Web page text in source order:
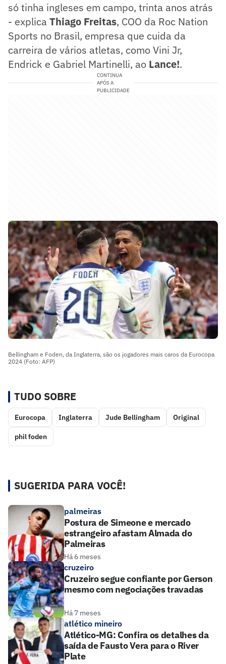
só tinha ingleses em campo, trinta anos atrás
- explica Thiago Freitas, COO da Roc Nation
Sports no Brasil, empresa que cuida da
carreira de vários atletas, como Vini Jr,
Endrick e Gabriel Martinelli, ao Lance!.
CONTINUA
APÓS A
PUBLICIDADE
Bellingham e Foden, da Inglaterra, são os jogadores mais caros da Eurocopa
2024 (Foto: AFP)
TUDO SOBRE
Eurocopa Inglaterra Jude Bellingham Original
phil foden
SUGERIDA PARA VOCÊ!
palmeiras
Postura de Simeone e mercado
estrangeiro afastam Almada do
Palmeiras
Há 6 meses
cruzeiro
Cruzeiro segue confiante por Gerson
mesmo com negociações travadas
Há 7 meses
atlético mineiro
Atlético-MG: Confira os detalhes da
saída de Fausto Vera para o River
Plate